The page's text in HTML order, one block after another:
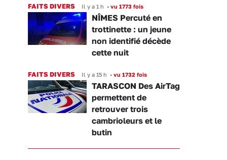
FAITS DIVERS Il y a 1 h • vu 1773 fois
NÎMES Percuté en
trottinette : un jeune
non identifié décède
cette nuit
FAITS DIVERS Il y a 15 h • vu 1732 fois
TARASCON Des AirTag
permettent de
retrouver trois
cambrioleurs et le
butin